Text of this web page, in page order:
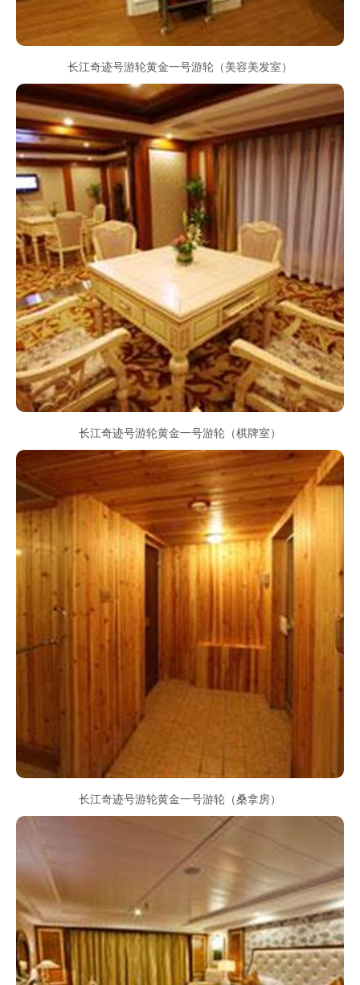
长江奇迹号游轮黄金一号游轮（美容美发室）
长江奇迹号游轮黄金一号游轮（棋牌室）
长江奇迹号游轮黄金一号游轮（桑拿房）